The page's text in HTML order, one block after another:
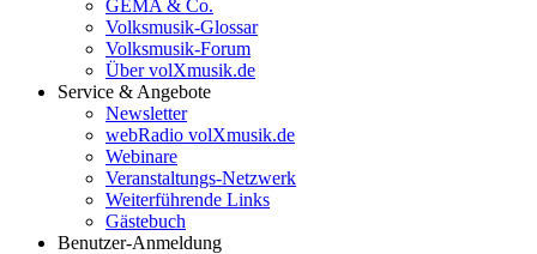
GEMA & Co.
Volksmusik-Glossar
Volksmusik-Forum
Über volXmusik.de
Service & Angebote
Newsletter
webRadio volXmusik.de
Webinare
Veranstaltungs-Netzwerk
Weiterführende Links
Gästebuch
Benutzer-Anmeldung